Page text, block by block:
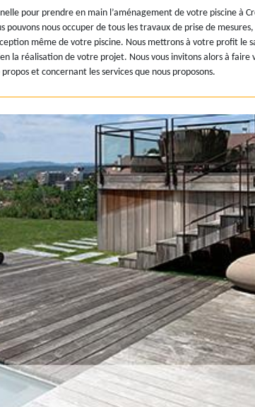
pour prendre en main l’aménagement de votre piscine à
pouvons nous occuper de tous les travaux de prise de
même de votre piscine. Nous mettrons à votre profit le
la réalisation de votre projet. Nous vous invitons alors à faire
et concernant les services que nous proposons.